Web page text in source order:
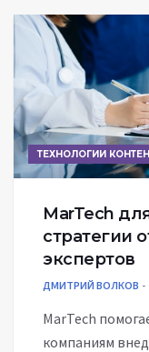
ТЕХНОЛОГИИ
MarTech
стратегии
экспертов
ДМИТРИЙ ВОЛКОВ
MarTech
компаниям